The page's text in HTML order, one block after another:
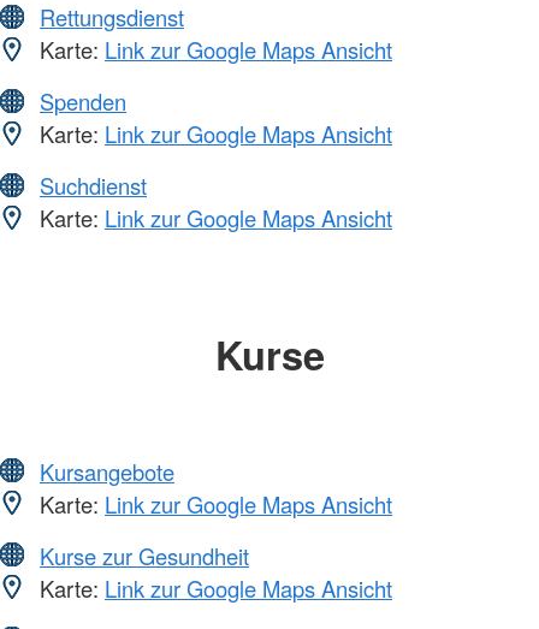
Rettungsdienst
Karte: Link zur Google Maps Ansicht
Spenden
Karte: Link zur Google Maps Ansicht
Suchdienst
Karte: Link zur Google Maps Ansicht
Kurse
Kursangebote
Karte: Link zur Google Maps Ansicht
Kurse zur Gesundheit
Karte: Link zur Google Maps Ansicht